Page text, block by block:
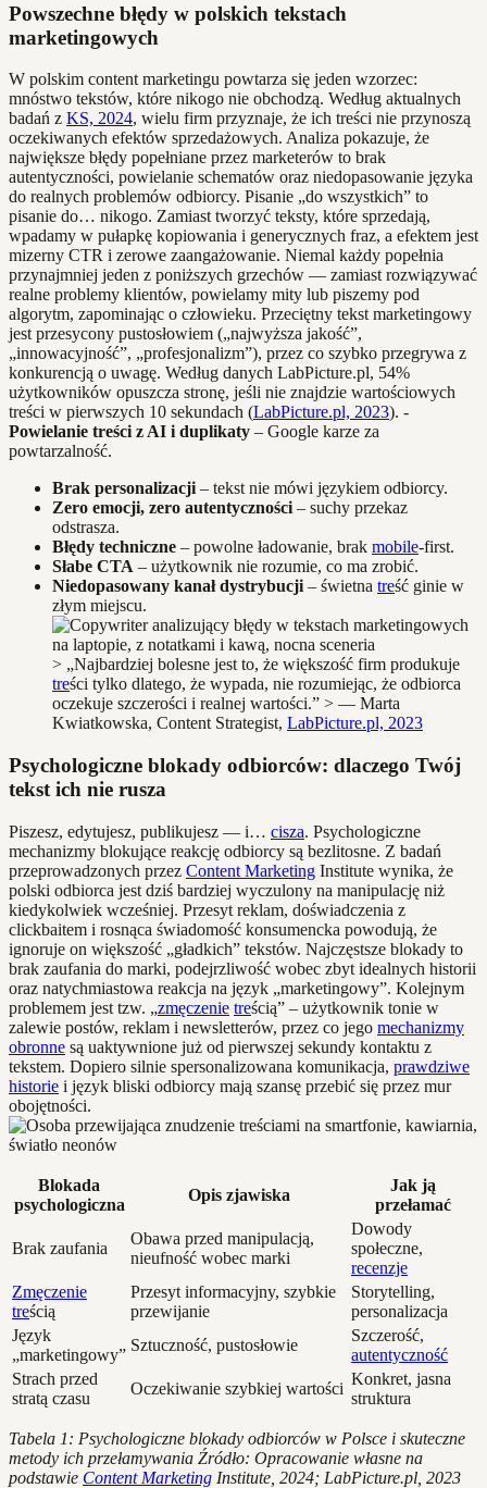
Powszechne błędy w polskich tekstach
marketingowych
W polskim content marketingu powtarza się jeden wzorzec:
mnóstwo tekstów, które nikogo nie obchodzą. Według aktualnych
badań z KS, 2024, wielu firm przyznaje, że ich treści nie przynoszą
oczekiwanych efektów sprzedażowych. Analiza pokazuje, że
największe błędy popełniane przez marketerów to brak
autentyczności, powielanie schematów oraz niedopasowanie języka
do realnych problemów odbiorcy. Pisanie „do wszystkich” to
pisanie do… nikogo. Zamiast tworzyć teksty, które sprzedają,
wpadamy w pułapkę kopiowania i generycznych fraz, a efektem jest
mizerny CTR i zerowe zaangażowanie. Niemal każdy popełnia
przynajmniej jeden z poniższych grzechów — zamiast rozwiązywać
realne problemy klientów, powielamy mity lub piszemy pod
algorytm, zapominając o człowieku. Przeciętny tekst marketingowy
jest przesycony pustosłowiem („najwyższa jakość”,
„innowacyjność”, „profesjonalizm”), przez co szybko przegrywa z
konkurencją o uwagę. Według danych LabPicture.pl, 54%
użytkowników opuszcza stronę, jeśli nie znajdzie wartościowych
treści w pierwszych 10 sekundach (LabPicture.pl, 2023). -
Powielanie treści z AI i duplikaty – Google karze za
powtarzalność.
Brak personalizacji – tekst nie mówi językiem odbiorcy.
Zero emocji, zero autentyczności – suchy przekaz
odstrasza.
Błędy techniczne – powolne ładowanie, brak mobile-first.
Słabe CTA – użytkownik nie rozumie, co ma zrobić.
Niedopasowany kanał dystrybucji – świetna treść ginie w
złym miejscu.
> „Najbardziej bolesne jest to, że większość firm produkuje
treści tylko dlatego, że wypada, nie rozumiejąc, że odbiorca
oczekuje szczerości i realnej wartości.” > — Marta
Kwiatkowska, Content Strategist, LabPicture.pl, 2023
Psychologiczne blokady odbiorców: dlaczego Twój
tekst ich nie rusza
Piszesz, edytujesz, publikujesz — i… cisza. Psychologiczne
mechanizmy blokujące reakcję odbiorcy są bezlitosne. Z badań
przeprowadzonych przez Content Marketing Institute wynika, że
polski odbiorca jest dziś bardziej wyczulony na manipulację niż
kiedykolwiek wcześniej. Przesyt reklam, doświadczenia z
clickbaitem i rosnąca świadomość konsumencka powodują, że
ignoruje on większość „gładkich” tekstów. Najczęstsze blokady to
brak zaufania do marki, podejrzliwość wobec zbyt idealnych historii
oraz natychmiastowa reakcja na język „marketingowy”. Kolejnym
problemem jest tzw. „zmęczenie treścią” – użytkownik tonie w
zalewie postów, reklam i newsletterów, przez co jego mechanizmy
obronne są uaktywnione już od pierwszej sekundy kontaktu z
tekstem. Dopiero silnie spersonalizowana komunikacja, prawdziwe
historie i język bliski odbiorcy mają szansę przebić się przez mur
obojętności.
Blokada
psychologiczna
Opis zjawiska
Jak ją
przełamać
Brak zaufania
Obawa przed manipulacją,
nieufność wobec marki
Dowody
społeczne,
recenzje
Zmęczenie
treścią
Przesyt informacyjny, szybkie
przewijanie
Storytelling,
personalizacja
Język
„marketingowy”
Sztuczność, pustosłowie
Szczerość,
autentyczność
Strach przed
stratą czasu
Oczekiwanie szybkiej wartości
Konkret, jasna
struktura
Tabela 1: Psychologiczne blokady odbiorców w Polsce i skuteczne
metody ich przełamywania Źródło: Opracowanie własne na
podstawie Content Marketing Institute, 2024; LabPicture.pl, 2023